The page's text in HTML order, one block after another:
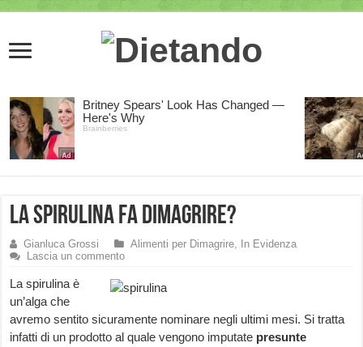
La Spirulina fa dimagrire?
Gianluca Grossi Alimenti per Dimagrire,
In Evidenza
Lascia un commento
La spirulina è
un’alga che
avremo sentito sicuramente nominare negli ultimi mesi. Si tratta
infatti di un prodotto al quale vengono imputate presunte